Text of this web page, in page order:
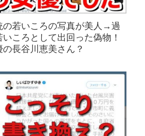
の若いころの写真が美人→過
ころとして出回った偽物！
長谷川恵美さん？